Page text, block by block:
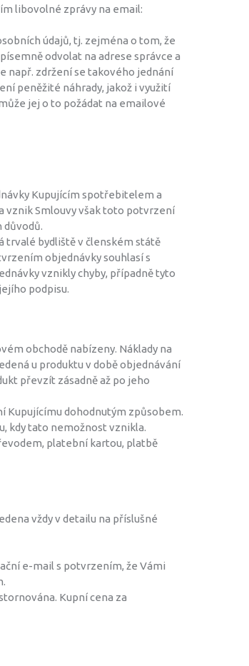
libovolné zprávy na email:
údajů, tj. zejména o tom, že
odvolat na adrese správce a
např. zdržení se takového jednání
peněžité náhrady, jakož i využití
jej o to požádat na emailové
Kupujícím spotřebitelem a
vznik Smlouvy však toto potvrzení
důvodů.
trvalé bydliště v členském státě
objednávky souhlasí s
vznikly chyby, případně tyto
podpisu.
obchodě nabízeny. Náklady na
u produktu v době objednávání
převzít zásadně až po jeho
Kupujícímu dohodnutým způsobem.
kdy tato nemožnost vznikla.
platební kartou, platbě
vždy v detailu na příslušné
e-mail s potvrzením, že Vámi
Kupní cena za